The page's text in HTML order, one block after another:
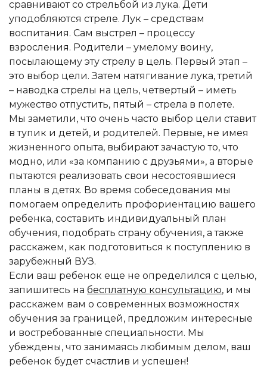
сравнивают со стрельбой из лука. Дети
уподобляются стреле. Лук – средствам
воспитания. Сам выстрел – процессу
взросления. Родители – умелому воину,
посылающему эту стрелу в цель. Первый этап –
это выбор цели. Затем натягивание лука, третий
– наводка стрелы на цель, четвертый – иметь
мужество отпустить, пятый – стрела в полете.
Мы заметили, что очень часто выбор цели ставит
в тупик и детей, и родителей. Первые, не имея
жизненного опыта, выбирают зачастую то, что
модно, или «за компанию с друзьями», а вторые
пытаются реализовать свои несостоявшиеся
планы в детях. Во время собеседования мы
помогаем определить профориентацию вашего
ребенка, составить индивидуальный план
обучения, подобрать страну обучения, а также
расскажем, как подготовиться к поступлению в
зарубежный ВУЗ.
Если ваш ребенок еще не определился с целью,
запишитесь на бесплатную консультацию, и мы
расскажем вам о современных возможностях
обучения за границей, предложим интересные
и востребованные специальности. Мы
убеждены, что занимаясь любимым делом, ваш
ребенок будет счастлив и успешен!